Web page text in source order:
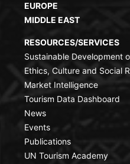
EUROPE
MIDDLE EAST
RESOURCES/SERVICES
Sustainable Development
Ethics, Culture and Social
Market Intelligence
Tourism Data Dashboard
News
Events
Publications
UN Tourism Academy